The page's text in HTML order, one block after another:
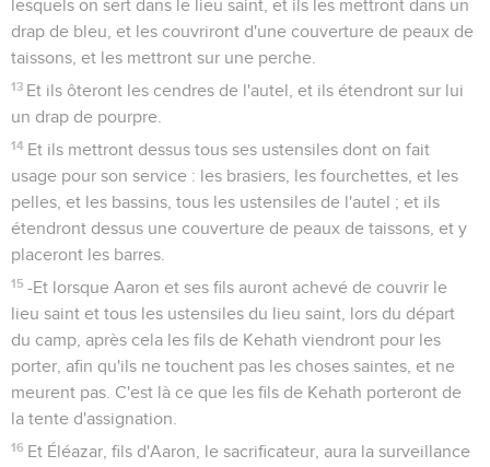
lesquels on sert dans le lieu saint, et ils les mettront dans un
drap de bleu, et les couvriront d'une couverture de peaux de
taissons, et les mettront sur une perche.
13 Et ils ôteront les cendres de l'autel, et ils étendront sur lui
un drap de pourpre.
14 Et ils mettront dessus tous ses ustensiles dont on fait
usage pour son service : les brasiers, les fourchettes, et les
pelles, et les bassins, tous les ustensiles de l'autel ; et ils
étendront dessus une couverture de peaux de taissons, et y
placeront les barres.
15 -Et lorsque Aaron et ses fils auront achevé de couvrir le
lieu saint et tous les ustensiles du lieu saint, lors du départ
du camp, après cela les fils de Kehath viendront pour les
porter, afin qu'ils ne touchent pas les choses saintes, et ne
meurent pas. C'est là ce que les fils de Kehath porteront de
la tente d'assignation.
16 Et Éléazar, fils d'Aaron, le sacrificateur, aura la surveillance